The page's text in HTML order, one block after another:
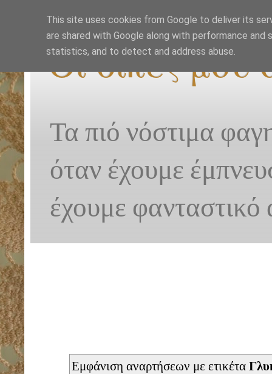
Οι δικές μου
Τα πιό νόστιμα
όταν έχουμε
έχουμε φανταστικό
Εμφάνιση αναρτήσεων με ετικέτα
This site uses cookies from Google to deliver its
are shared with Google along with performance
statistics, and to detect and address abuse.